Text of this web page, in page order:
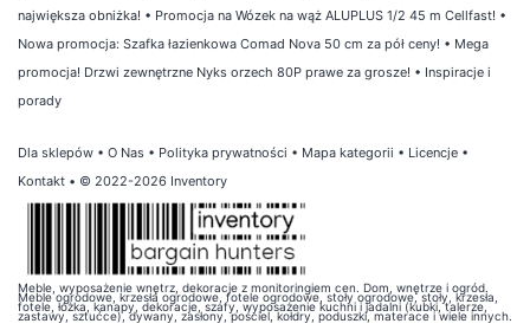
największa obniżka! • Promocja na Wózek na wąż ALUPLUS 1/2 45 m Cellfast! •
Nowa promocja: Szafka łazienkowa Comad Nova 50 cm za pół ceny! • Mega
promocja! Drzwi zewnętrzne Nyks orzech 80P prawe za grosze! • Inspiracje i
porady
Dla sklepów • O Nas • Polityka prywatności • Mapa kategorii • Licencje •
Kontakt • © 2022-2026 Inventory
Meble, wyposażenie wnętrz, dekoracje z monitoringiem cen. Dom, wnętrze i ogród.
Meble ogrodowe, krzesła ogrodowe, fotele ogrodowe, stoły ogrodowe, stoły, krzesła,
fotele, łóżka, kanapy, dekoracje, szafy, wyposażenie kuchni i jadalni (kubki, talerze,
zastawy, sztućce), dywany, zasłony, pościel, kołdry, poduszki, materace i wiele innych.